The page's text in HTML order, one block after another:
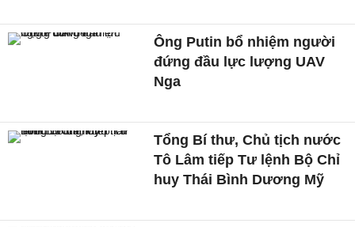
Ông Putin bổ nhiệm người
đứng đầu lực lượng UAV
Nga
Tổng Bí thư, Chủ tịch nước
Tô Lâm tiếp Tư lệnh Bộ Chỉ
huy Thái Bình Dương Mỹ